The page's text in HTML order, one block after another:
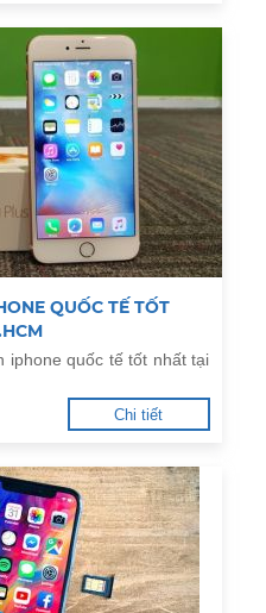
QUỐC TẾ TỐT
iphone quốc tế tốt nhất tại
Chi tiết